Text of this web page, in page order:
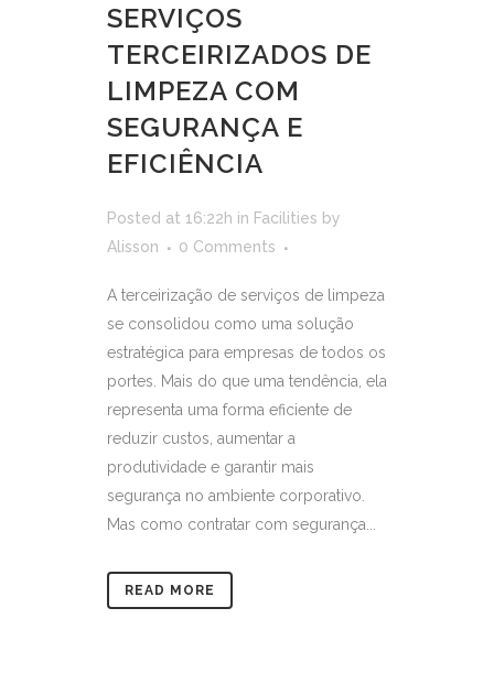
SERVIÇOS
TERCEIRIZADOS DE
LIMPEZA COM
SEGURANÇA E
EFICIÊNCIA
Posted at 16:22h in Facilities by
Alisson
0 Comments
A terceirização de serviços de limpeza
se consolidou como uma solução
estratégica para empresas de todos os
portes. Mais do que uma tendência, ela
representa uma forma eficiente de
reduzir custos, aumentar a
produtividade e garantir mais
segurança no ambiente corporativo.
Mas como contratar com segurança...
READ MORE